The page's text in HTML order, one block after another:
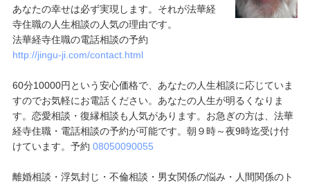
あなたの幸せは必ず実現します。それが法華経
寺住職の人生相談の人気の理由です。
法華経寺住職の電話相談の予約
http://jingu-ji.com/contact.html
60分10000円という安心価格で、あなたの人生相談に応じていま
すのでお気軽にお電話ください。あなたの人生が明るくなりま
す。恋愛相談・復縁相談も人気があります。お急ぎの方は、法華
経寺住職・電話相談の予約が可能です。朝９時～夜9時迄受け付
けています。予約 08050090055
離婚相談・浮気封じ・不倫相談・男女関係の悩み・人間関係のト